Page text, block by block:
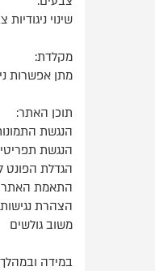
שינוי
מקלדת:
מתן אפשרות
תוכן האתר:
הנגשת
הנגשת
הגדלת הפונט
התאמת האתר
הצהרת נגישות
משוב גולשים
במידה